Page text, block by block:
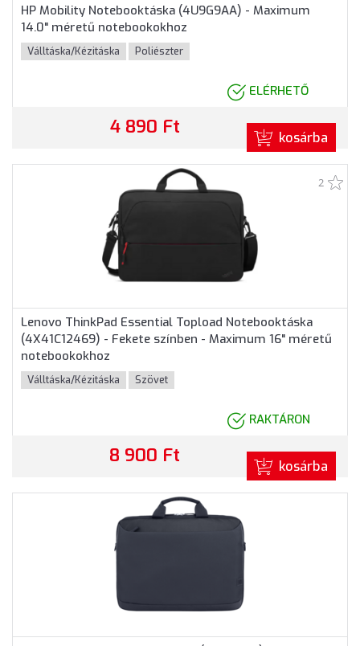
HP Mobility Notebooktáska (4U9G9AA) - Maximum
14.0" méretű notebookokhoz
Válltáska/Kézitáska Poliészter
ELÉRHETŐ
4 890 Ft kosárba
2
Lenovo ThinkPad Essential Topload Notebooktáska
(4X41C12469) - Fekete színben - Maximum 16" méretű
notebookokhoz
Válltáska/Kézitáska Szövet
RAKTÁRON
8 900 Ft kosárba